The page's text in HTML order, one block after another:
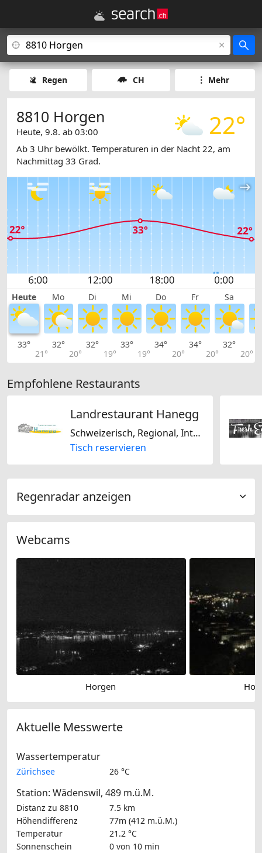
Regen CH Mehr
22°
8810 Horgen
Heute, 9.8. ab 03:00
Ab 3 Uhr bewölkt. Temperaturen in der Nacht 22, am
Nachmittag 33 Grad.
Heute Mo Di Mi Do Fr Sa
33°
21°
32°
20°
32°
19°
33°
19°
34°
20°
34°
20°
32°
20°
Empfohlene Restaurants
Landrestaurant Hanegg
Schweizerisch, Regional, International
Tisch reservieren
Regenradar anzeigen
Webcams
Horgen
Aktuelle Messwerte
Wassertemperatur
Zürichsee 26 °C
Station: Wädenswil, 489 m.ü.M.
Distanz zu 8810
7.5 km
Höhendifferenz
77m (412 m.ü.M.)
Temperatur
21.2 °C
Sonnenschein
0 von 10 min